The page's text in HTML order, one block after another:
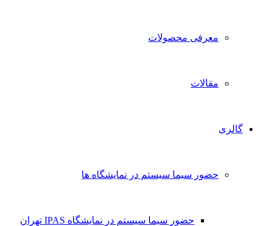
معرفی محصولات
مقالات
گالری
حضور سیما سیستم در نمایشگاه ها
حضور سیما سیستم در نمایشگاه IPAS تهران